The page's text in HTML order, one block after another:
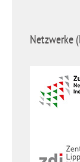
Netzwerke